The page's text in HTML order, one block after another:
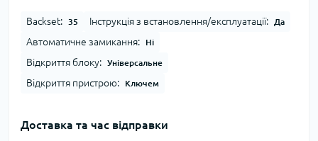
Backset: 35 Інструкція з встановлення/експлуатації: Да
Автоматичне замикання: Ні
Відкриття блоку: Універсальне
Відкриття пристрою: Ключем
Доставка та час відправки